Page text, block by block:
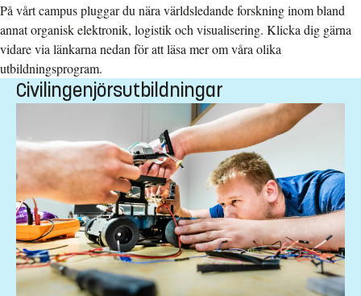
På vårt campus pluggar du nära världsledande forskning inom bland
annat organisk elektronik, logistik och visualisering. Klicka dig gärna
vidare via länkarna nedan för att läsa mer om våra olika
utbildningsprogram.
Civilingenjörsutbildningar